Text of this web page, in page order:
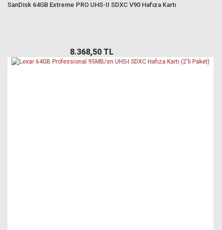
SanDisk 64GB Extreme PRO UHS-II SDXC V90 Hafıza Kartı
8.368,50 TL